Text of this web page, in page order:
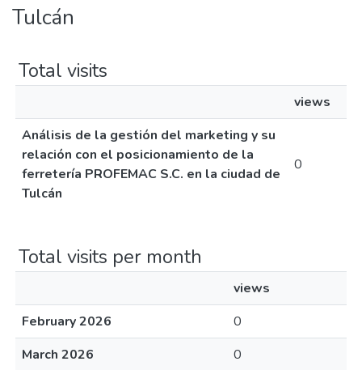
Tulcán
Total visits
views
Análisis de la gestión del marketing y su
relación con el posicionamiento de la
ferretería PROFEMAC S.C. en la ciudad de
Tulcán
0
Total visits per month
views
February 2026
0
March 2026
0